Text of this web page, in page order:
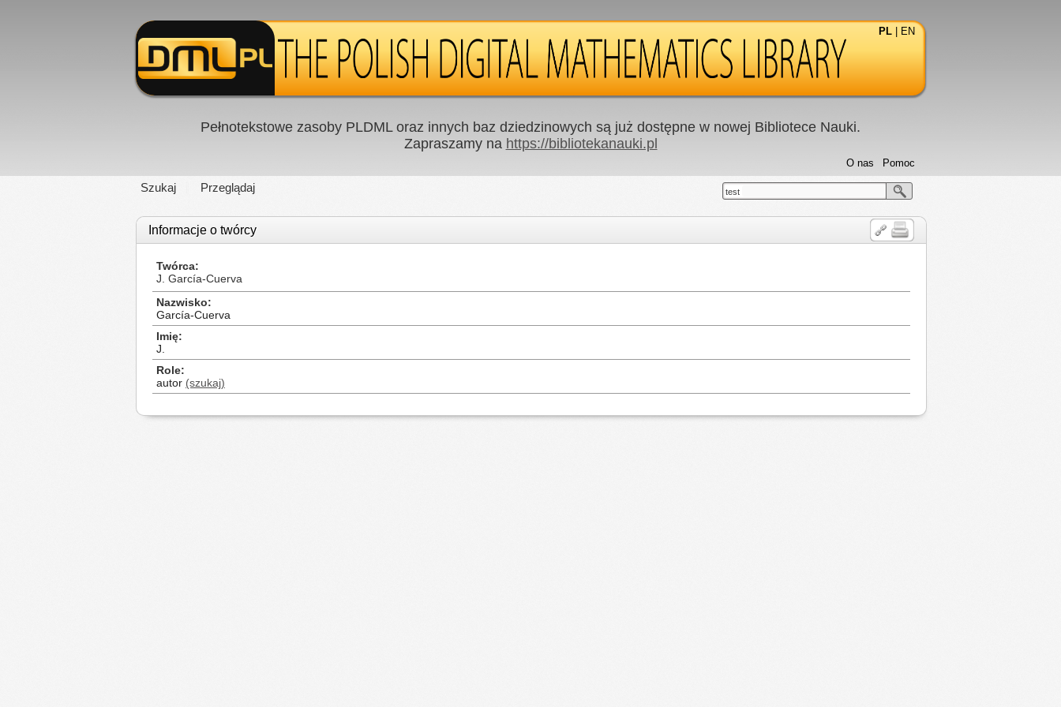
PL EN
Pełnotekstowe zasoby PLDML oraz innych baz dziedzinowych są już dostępne w nowej Bibliotece Nauki.
Zapraszamy na https://bibliotekanauki.pl
Szukaj Przeglądaj
Pomoc
O nas
test
Informacje o twórcy
Twórca
J. García-Cuerva
Nazwisko
García-Cuerva
Imię
J.
Role
autor (szukaj)